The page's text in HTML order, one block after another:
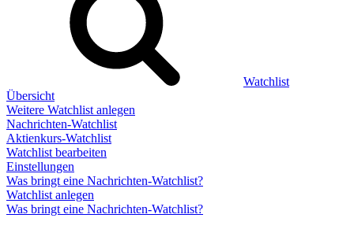
Watchlist
Übersicht
Weitere Watchlist anlegen
Nachrichten-Watchlist
Aktienkurs-Watchlist
Watchlist bearbeiten
Einstellungen
Was bringt eine Nachrichten-Watchlist?
Watchlist anlegen
Was bringt eine Nachrichten-Watchlist?